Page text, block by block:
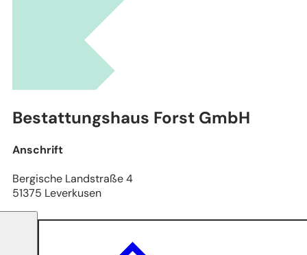
Stadtplanwerk Ruhrgebiet 2.0 © Regionalverband Ruhr und
(Lizenz: dl-de/by-2-0), Datengrundlagen: ALKIS, ATKIS - Land NRW/Katasterämter
Bestattungshaus Forst GmbH
Anschrift
Bergische Landstraße 4
51375 Leverkusen